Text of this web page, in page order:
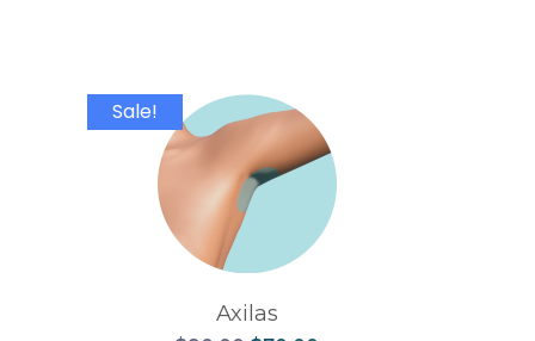
Sale!
Axilas